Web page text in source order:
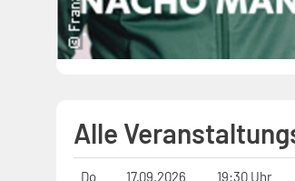
Alle
Do 17.09.2026 19:30 Uhr